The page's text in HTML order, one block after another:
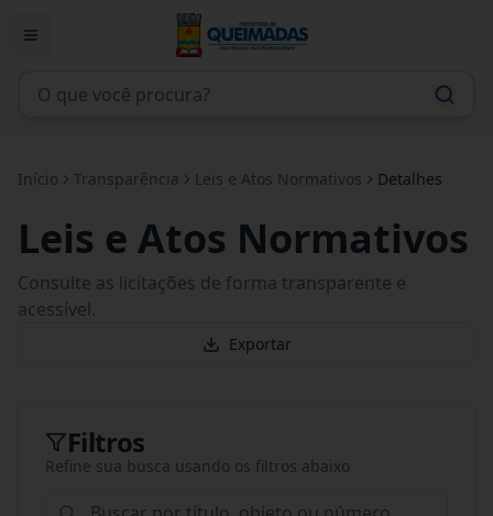
Início Transparência Leis e Atos Normativos Detalhes
Leis e Atos Normativos
Consulte as licitações de forma transparente e
acessível.
Exportar
Filtros
Refine sua busca usando os filtros abaixo